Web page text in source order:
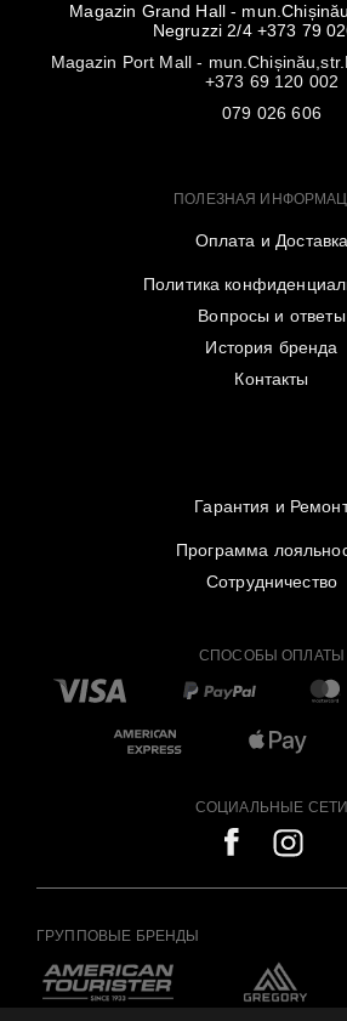
Magazin Grand Hall -
Negruzzi 2/4 +373 79
Magazin Port Mall -
+373 69 120 002
079 026 606
ПОЛЕЗНАЯ
Оплата и Доставка
Политика
Вопросы и ответы
История бренда
Контакты
Гарантия и
Программа
Сотрудничество
СПОСОБЫ ОПЛАТЫ
СОЦИАЛЬНЫЕ СЕТИ
ГРУППОВЫЕ БРЕНДЫ